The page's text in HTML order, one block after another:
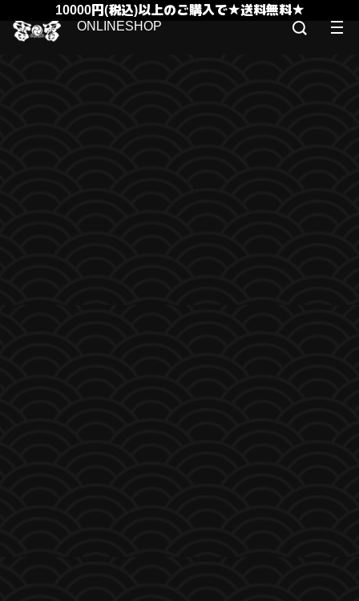
10000円(税込)以上のご購入で★送料無料★
ONLINESHOP